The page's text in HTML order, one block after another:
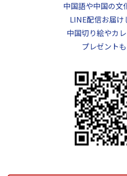
中国語や中国の文
LINE配信お届け
中国切り絵やカ
プレゼントも